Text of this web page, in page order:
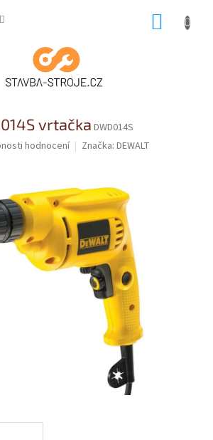
vrtačka DWD014S
hodnocení Značka: DEWALT